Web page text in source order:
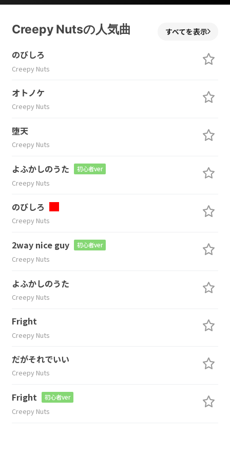
Creepy Nutsの人気曲 すべてを表示
のびしろ
Creepy Nuts
オトノケ
Creepy Nuts
堕天
Creepy Nuts
よふかしのうた 初心者ver
Creepy Nuts
のびしろ
Creepy Nuts
2way nice guy 初心者ver
Creepy Nuts
よふかしのうた
Creepy Nuts
Fright
Creepy Nuts
だがそれでいい
Creepy Nuts
Fright 初心者ver
Creepy Nuts